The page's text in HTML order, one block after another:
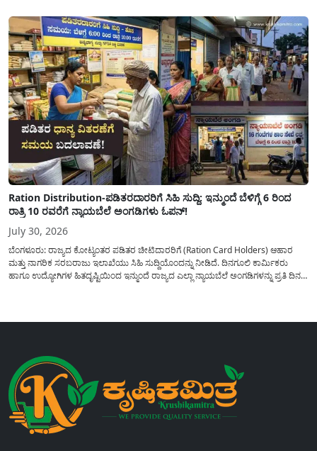
Ration Distribution-ಪಡಿತರದಾರರಿಗೆ ಸಿಹಿ ಸುದ್ದಿ: ಇನ್ಮುಂದೆ ಬೆಳಿಗ್ಗೆ 6 ರಿಂದ
ರಾತ್ರಿ 10 ರವರೆಗೆ ನ್ಯಾಯಬೆಲೆ ಅಂಗಡಿಗಳು ಓಪನ್!
July 30, 2026
ಬೆಂಗಳೂರು: ರಾಜ್ಯದ ಕೋಟ್ಯಂತರ ಪಡಿತರ ಚೀಟಿದಾರರಿಗೆ (Ration Card Holders) ಆಹಾರ
ಮತ್ತು ನಾಗರಿಕ ಸರಬರಾಜು ಇಲಾಖೆಯು ಸಿಹಿ ಸುದ್ದಿಯೊಂದನ್ನು ನೀಡಿದೆ. ದಿನಗೂಲಿ ಕಾರ್ಮಿಕರು
ಹಾಗೂ ಉದ್ಯೋಗಿಗಳ ಹಿತದೃಷ್ಟಿಯಿಂದ ಇನ್ಮುಂದೆ ರಾಜ್ಯದ ಎಲ್ಲಾ ನ್ಯಾಯಬೆಲೆ ಅಂಗಡಿಗಳನ್ನು ಪ್ರತಿ ದಿನ